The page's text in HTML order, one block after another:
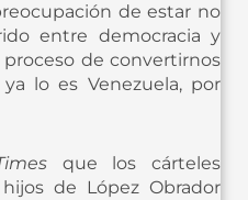
de estar no
entre democracia y
de convertirnos
lo es Venezuela, por
que los cárteles
de López Obrador